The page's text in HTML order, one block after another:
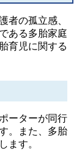
者の孤立感、
ある多胎家庭
育児に関する
ーターが同行
。また、多胎
ます。